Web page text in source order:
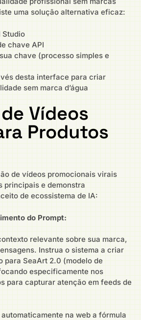
uma solução alternativa eficaz:
Studio
chave API
chave (processo simples e
desta interface para criar
sem marca d’água
Vídeos
Produtos
de vídeos promocionais virais
principais e demonstra
de ecossistema de IA:
do Prompt:
relevante sobre sua marca,
Instrua o sistema a criar
para SeaArt 2.0 (modelo de
especificamente nos
para capturar atenção em feeds de
na web a fórmula